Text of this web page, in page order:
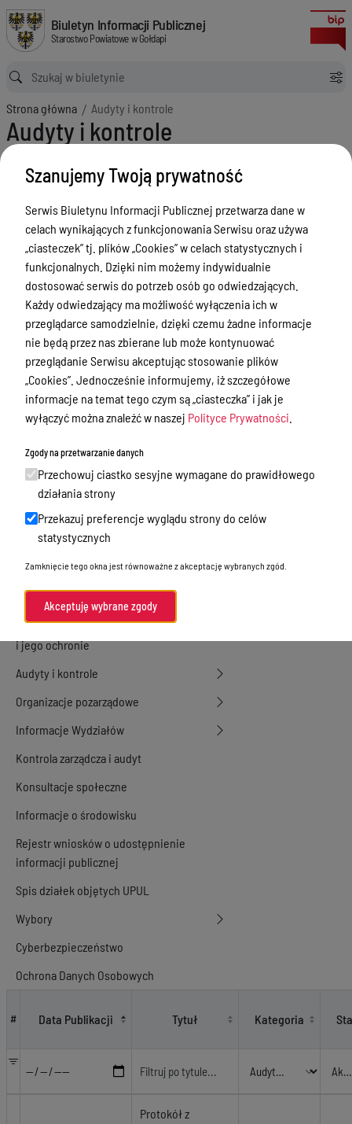
Audyty i kontrole
Biuletyn Informacji Publicznej Starostwo Powiatowe w Gołdapi
Biuletyn Informacji Publicznej
Starostwo Powiatowe w Gołdapi
Ścieżka powrotu
Strona główna Audyty i kontrole
Audyty i kontrole
Rada Powiatu
Zarząd Powiatu
Starostwo Powiatowe
Petycje
Oświadczenia majątkowe
Zamówienia publiczne
Praca w Starostwie
Akty prawne
Plan postępowań o udzielenie
zamówień publicznych
Menu Podmiotowe
Nieodpłatna Pomoc Prawna w Powiecie
Wykazy danych o dokumentach
zawierających informacje o środowisku
i jego ochronie
Audyty i kontrole
Organizacje pozarządowe
Informacje Wydziałów
Kontrola zarządcza i audyt
Konsultacje społeczne
Informacje o środowisku
Rejestr wniosków o udostępnienie
informacji publicznej
Spis działek objętych UPUL
Wybory
Cyberbezpieczeństwo
Ochrona Danych Osobowych
# Data Publikacji Tytuł Kategoria
Protokół z
Szanujemy Twoją prywatność
Serwis Biuletynu Informacji Publicznej przetwarza dane w
celach wynikających z funkcjonowania Serwisu oraz używa
„ciasteczek” tj. plików „Cookies” w celach statystycznych i
funkcjonalnych. Dzięki nim możemy indywidualnie
dostosować serwis do potrzeb osób go odwiedzających.
Każdy odwiedzający ma możliwość wyłączenia ich w
przeglądarce samodzielnie, dzięki czemu żadne informacje
nie będą przez nas zbierane lub może kontynuować
przeglądanie Serwisu akceptując stosowanie plików
„Cookies”. Jednocześnie informujemy, iż szczegółowe
informacje na temat tego czym są „ciasteczka” i jak je
wyłączyć można znaleźć w naszej Polityce Prywatności
Zgody na przetwarzanie danych
Przechowuj ciastko sesyjne wymagane do prawidłowego
działania strony
Przekazuj preferencje wyglądu strony do celów
statystycznych
Zamknięcie tego okna jest równoważne z akceptację wybranych zgód.
Akceptuję wybrane zgody